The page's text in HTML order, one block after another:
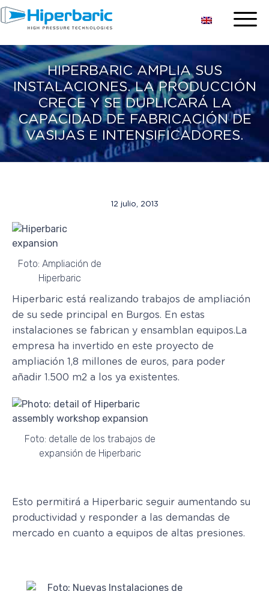
HIPERBARIC AMPLIA SUS
INSTALACIONES. LA PRODUCCIÓN
CRECE Y SE DUPLICARÁ LA
CAPACIDAD DE FABRICACIÓN DE
VASIJAS E INTENSIFICADORES.
12 julio, 2013
Foto: Ampliación de
Hiperbaric
Hiperbaric está realizando trabajos de ampliación
de su sede principal en Burgos. En estas
instalaciones se fabrican y ensamblan equipos. La
empresa ha invertido en este proyecto de
ampliación 1,8 millones de euros, para poder
añadir 1.500 m2 a los ya existentes.
Foto: detalle de los trabajos de
expansión de Hiperbaric
Esto permitirá a Hiperbaric seguir aumentando su
productividad y responder a las demandas de
mercado en cuanto a equipos de altas presiones.